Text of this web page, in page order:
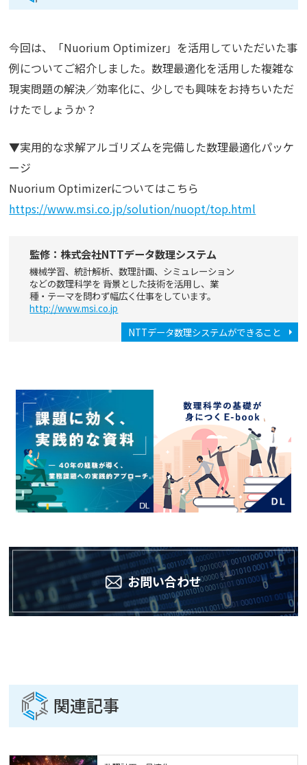
今回は、「Nuorium Optimizer」を活用していただいた事
例についてご紹介しました。数理最適化を活用した複雑な
現実問題の解決／効率化に、少しでも興味をお持ちいただ
けたでしょうか？
▼実用的な求解アルゴリズムを完備した数理最適化パッケ
ージ
Nuorium Optimizerについてはこちら
https://www.msi.co.jp/solution/nuopt/top.html
監修：株式会社NTTデータ数理システム
機械学習、統計解析、数理計画、シミュレーション
などの数理科学を 背景とした技術を活用し、業
種・テーマを問わず幅広く仕事をしています。
http://www.msi.co.jp
NTTデータ数理システムができること
お問い合わせ
関連記事